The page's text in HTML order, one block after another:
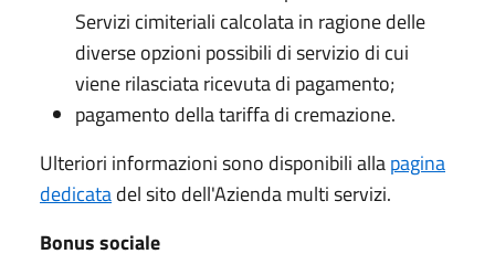
Servizi cimiteriali calcolata in ragione delle
diverse opzioni possibili di servizio di cui
viene rilasciata ricevuta di pagamento;
pagamento della tariffa di cremazione.
Ulteriori informazioni sono disponibili allapagina
dedicatadel sito dell'Azienda multi servizi.
Bonus sociale